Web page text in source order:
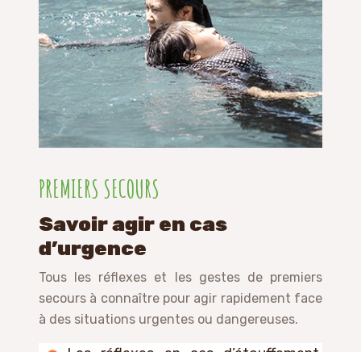
PREMIERS SECOURS
Savoir agir en cas
d’urgence
Tous les réflexes et les gestes de premiers
secours à connaître pour agir rapidement face
à des situations urgentes ou dangereuses.